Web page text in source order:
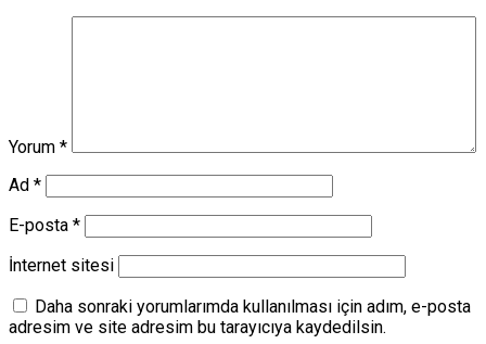
Yorum *
Ad *
E-posta *
İnternet sitesi
Daha sonraki yorumlarımda kullanılması için adım, e-posta
adresim ve site adresim bu tarayıcıya kaydedilsin.